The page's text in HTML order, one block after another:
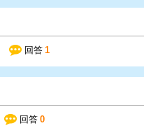
回答 1
回答 0